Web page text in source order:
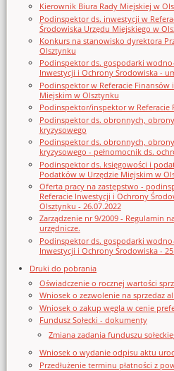
Kierownik Biura Rady Miejskiej w
Podinspektor ds. inwestycji w
Środowiska Urzędu Miejskiego w
Konkurs na stanowisko dyrektora
Olsztynku
Podinspektor ds. gospodarki
Inwestycji i Ochrony Środowiska -
Podinspektor w Referacie Finansów
Miejskim w Olsztynku
Podinspektor/inspektor w Referacie
Podinspektor ds. obronnych,
kryzysowego
Podinspektor ds. obronnych,
kryzysowego - pełnomocnik ds.
Podinspektor ds. księgowości i
Podatków w Urzędzie Miejskim w
Oferta pracy na zastępstwo -
Referacie Inwestycji i Ochrony
Olsztynku - 26.07.2022
Zarządzenie nr 9/2009 - Regulamin
urzędnicze.
Podinspektor ds. gospodarki
Inwestycji i Ochrony Środowiska -
Druki do pobrania
Oświadczenie o rocznej wartości
Wniosek o zezwolenie na sprzedaz
Wniosek o zakup węgla w cenie
Fundusz Sołecki - dokumenty
Zmiana zadania funduszu
Wniosek o wydanie odpisu aktu
Przedłużenie terminu płatności z